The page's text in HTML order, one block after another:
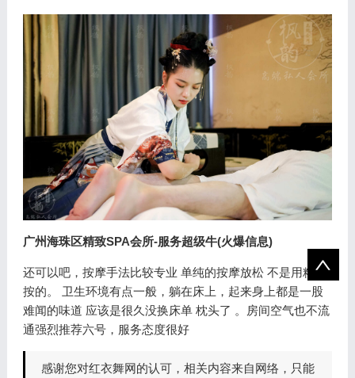
广州海珠区精致SPA会所-服务超级牛(火爆信息)
还可以吧，按摩手法比较专业 单纯的按摩放松 不是用精油
按的。 卫生环境有点一般，躺在床上，起来身上都是一股
难闻的味道 应该是很久没换床单 枕头了 。房间空气也不流
通强烈推荐六号，服务态度很好
感谢您对红衣舞网的认可，相关内容来自网络，只能